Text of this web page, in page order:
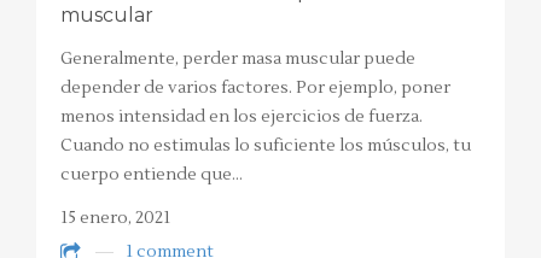
muscular
Generalmente, perder masa muscular puede
depender de varios factores. Por ejemplo, poner
menos intensidad en los ejercicios de fuerza.
Cuando no estimulas lo suficiente los músculos, tu
cuerpo entiende que…
15 enero, 2021
1 comment